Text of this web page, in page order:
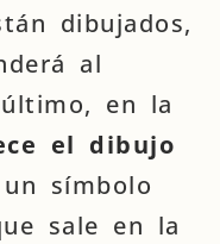
dibujados,
al
en la
el dibujo
símbolo
sale en la